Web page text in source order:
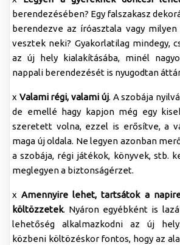
berendezésében? Egy falszakasz
berendezve az íróasztala vagy
vesztek neki? Gyakorlatilag mindegy,
az új hely kialakításába, minél
nappali berendezését is nyugodtan
x Valami régi, valami új. A szobája
de emellé hagy kapjon még egy
szeretett volna, ezzel is erősítve, a
maga új oldala. Ne legyen azonban
a szobája, régi játékok, könyvek, stb.
meglegyen a biztonságérzet.
xAmennyire lehet, tartsátok a
költözzetek. Nyáron egyébként is
lehetőség alkalmazkodni az új
közbeni költözéskor fontos, hogy az